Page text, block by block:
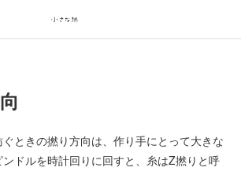
ときの撚り方向は、作り手にとって大きな
ドルを時計回りに回すと、糸はZ撚りと呼